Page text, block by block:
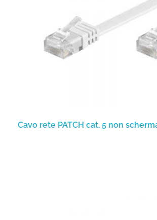
Cavo rete PATCH cat. 5 non